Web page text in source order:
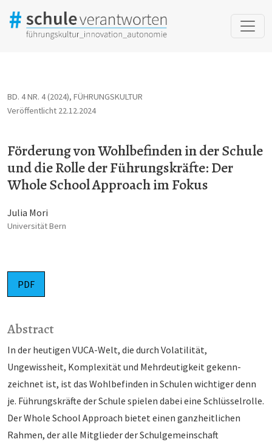
BD. 4 NR. 4 (2024), FÜHRUNGSKULTUR
Förderung von Wohlbefinden in der Schule
und die Rolle der Führungskräfte: Der
Whole School Approach im Fokus
Veröffentlicht 22.12.2024
Julia Mori
Universität Bern
PDF
Abstract
In der heutigen VUCA-Welt, die durch Volatilität,
Ungewissheit, Komplexität und Mehrdeutigkeit ge­kenn­
zeichnet ist, ist das Wohlbefinden in Schulen wichtiger denn
je. Führungskräfte der Schule spielen dabei eine Schlüsselrolle.
Der Whole School Approach bietet einen ganzheitlichen
Rahmen, der alle Mit­glieder der Schulgemeinschaft